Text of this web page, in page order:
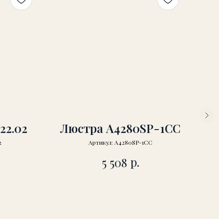
Люстра A4280SP-1CC
Артикул: A4280SP-1CC
5 508 р.